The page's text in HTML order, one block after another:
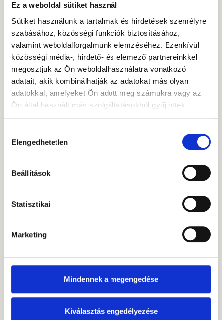
Ez a weboldal sütiket használ
Sütiket használunk a tartalmak és hirdetések személyre
szabásához, közösségi funkciók biztosításához,
valamint weboldalforgalmunk elemzéséhez. Ezenkívül
közösségi média-, hirdető- és elemező partnereinkkel
megosztjuk az Ön weboldalhasználatra vonatkozó
adatait, akik kombinálhatják az adatokat más olyan
adatokkal, amelyeket Ön adott meg számukra vagy az
Ön által használt más szolgáltatásokból gyűjtöttek.
kiválasztása
Elengedhetetlen
Beállítások
Statisztikai
Marketing
Mindennek a megengedése
Kiválasztás engedélyezése
Lajer Máté
Budapesti Corvinus
menedzsment
szakon végezte,
Tudományegyetemen
befektetéselemzés
Gránit
Alapkezelőhöz
marketingcsapat